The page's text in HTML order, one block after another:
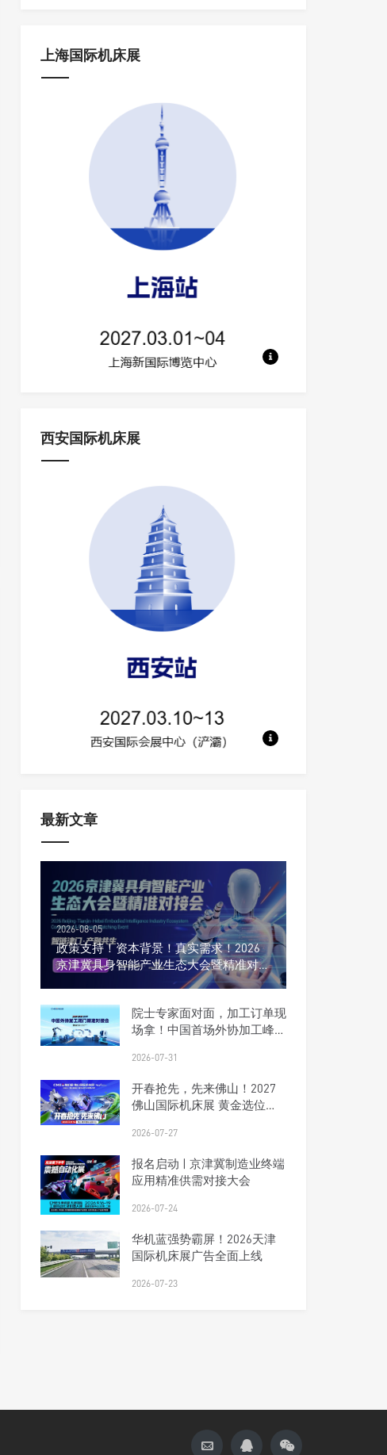
上海国际机床展
地点：上海新国际博览中心 规
西安国际机床展
地点：西安国际会展中心【浐
最新文章
2026-08-05
政策支持！资本背景！真实需求！2026
京津冀具身智能产业生态大会暨精准对接
院士专家面对面，加工订单现
场拿！中国首场外协加工峰会
2026-07-31
开春抢先，先来佛山！2027
佛山国际机床展 黄金选位正
2026-07-27
报名启动 | 京津冀制造业终端
应用精准供需对接大会
2026-07-24
华机蓝强势霸屏！2026天津
国际机床展广告全面上线
2026-07-23